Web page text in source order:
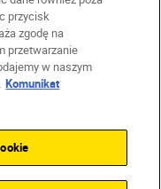
Dostępność
SKIP
przycisk
zgodę na
przetwarzanie
w naszym
Komunikat